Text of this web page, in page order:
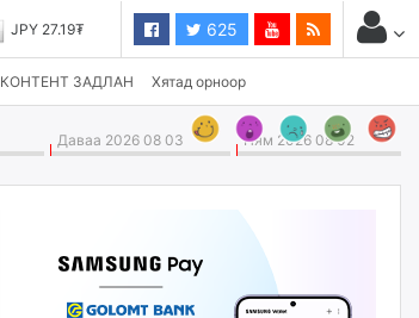
JPY 27.19₮ 625
КОНТЕНТ ЗАДЛАН Хятад орноор
Даваа 2026 08 03 Ням 2026 08 02